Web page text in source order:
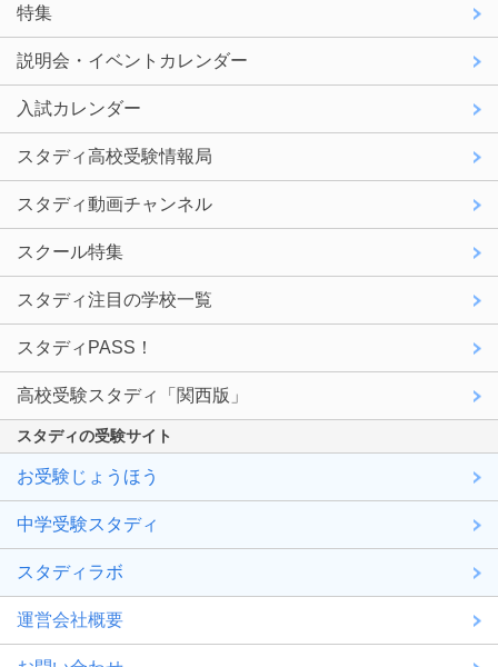
特集
説明会・イベントカレンダー
入試カレンダー
スタディ高校受験情報局
スタディ動画チャンネル
スクール特集
スタディ注目の学校一覧
スタディPASS！
高校受験スタディ「関西版」
スタディの受験サイト
お受験じょうほう
中学受験スタディ
スタディラボ
運営会社概要